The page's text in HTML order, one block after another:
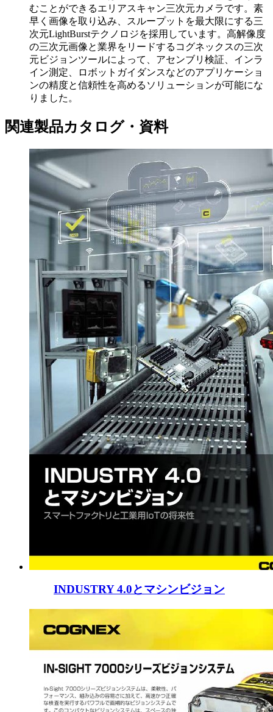
むことができるエリアスキャン三次元カメラです。素
早く画像を取り込み、スループットを最大限にする三
次元LightBurstテクノロジを採用しています。高解像度
の三次元画像と業界をリードするコグネックスの三次
元ビジョンツールによって、アセンブリ検証、インラ
イン測定、ロボットガイダンスなどのアプリケーショ
ンの精度と信頼性を高めるソリューションが可能にな
りました。
関連製品カタログ・資料
INDUSTRY 4.0とマシンビジョン